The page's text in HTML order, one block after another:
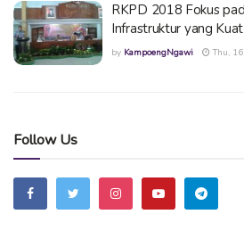
RKPD 2018 Fokus
Infrastruktur yang Kuat
by KampoengNgawi Thu,
Follow Us